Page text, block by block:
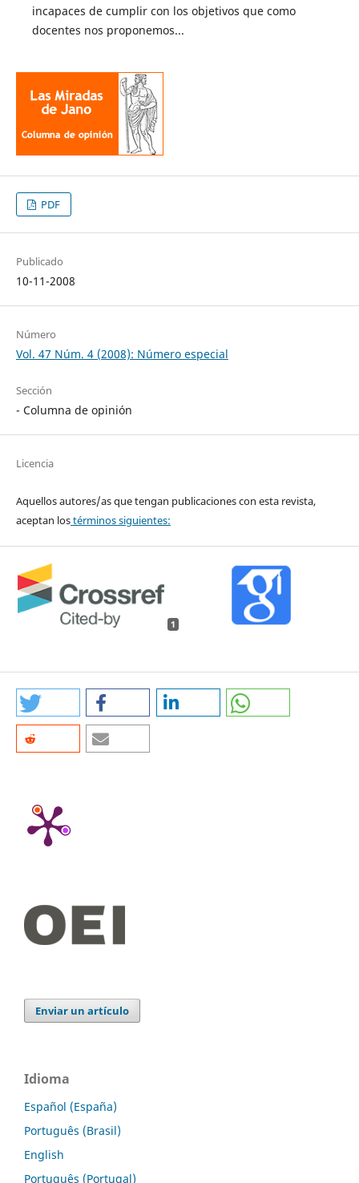
incapaces de cumplir con los objetivos que como
docentes nos proponemos...
PDF
Publicado
10-11-2008
Número
Vol. 47 Núm. 4 (2008): Número especial
Sección
- Columna de opinión
Licencia
Aquellos autores/as que tengan publicaciones con esta revista,
aceptan lostérminos siguientes:
1
Enviar un artículo
Idioma
Español (España)
Português (Brasil)
English
Português (Portugal)